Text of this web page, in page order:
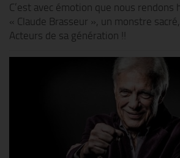
C’est avec émotion que nous rendons
« Claude Brasseur », un monstre
Acteurs de sa génération !!